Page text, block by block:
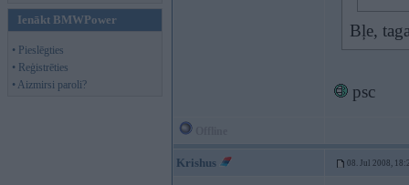
Ienākt BMWPower
• Pieslēgties
• Reģistrēties
• Aizmirsi paroli?
Bļe,
psc
Krishus 08. Jul 2008,